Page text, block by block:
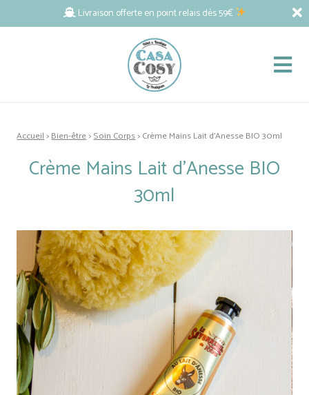
Livraison offerte en point relais dès 59€
Accueil>Bien-être>Soin Corps> Crème Mains Lait d’Anesse BIO 30ml
Crème Mains Lait d’Anesse BIO
30ml